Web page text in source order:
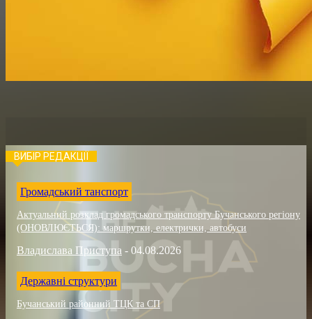
ВИБІР РЕДАКЦІЇ
Громадський танспорт
Актуальний розклад громадського транспорту Бучанського регіону
(ОНОВЛЮЄТЬСЯ): маршрутки, електрички, автобуси
Владислава Приступа - 04.08.2026
Державні структури
Бучанський районний ТЦК та СП